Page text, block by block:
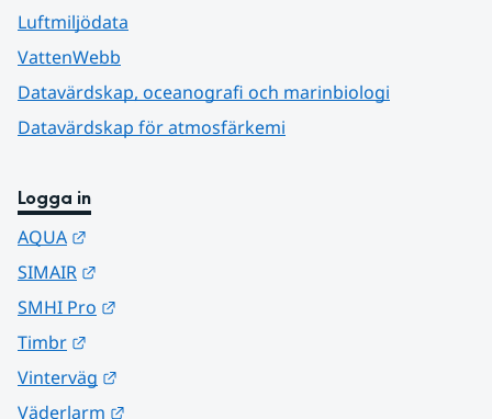
Luftmiljödata
VattenWebb
Datavärdskap, oceanografi och marinbiologi
Datavärdskap för atmosfärkemi
Logga in
AQUA
SIMAIR
SMHI Pro
Timbr
Vinterväg
Väderlarm